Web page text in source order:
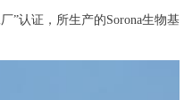
”认证，所生产的Sorona生物基